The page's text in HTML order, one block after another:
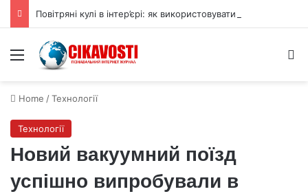
Menu
Home /Технології
Технології
Новий вакуумний поїзд
успішно випробували в